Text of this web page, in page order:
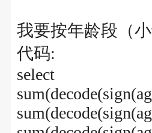
我要按年龄段（
代码:
select